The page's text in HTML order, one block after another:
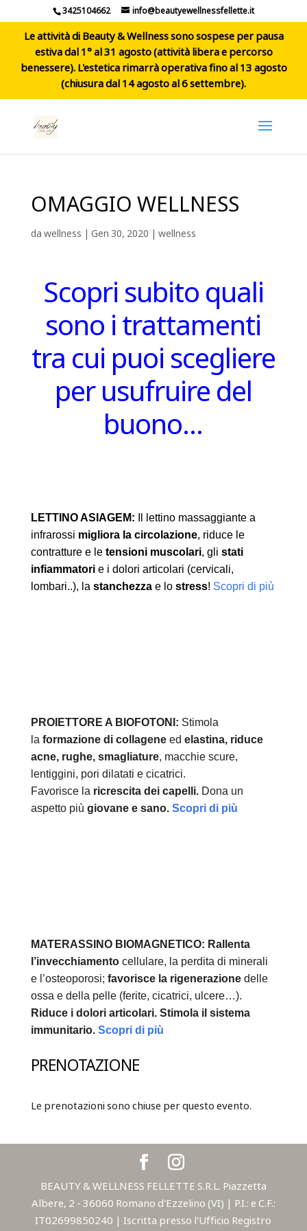
3425104662 info@beautyewellnessfellette.it
Le attività di Beauty & Wellness sono sospese per pausa
estiva dal 1° al 31 agosto (attività libera e percorso
benessere). L'estetica rimarrà operativa fino al 13 agosto
(chiusura dal 14 agosto al 6 settembre).
OMAGGIO WELLNESS
dawellness | Gen 30, 2020 | wellness
Scopri subito quali
sono i trattamenti
tra cui puoi scegliere
per usufruire del
buono…
LETTINO ASIAGEM:
Il lettino massaggiante a
infrarossi migliora la circolazione, riduce le
contratture e le tensioni muscolari, gli stati
infiammatori e i dolori articolari (cervicali,
lombari..), la stanchezzae lo stress! Scopri di più
PROIETTORE A BIOFOTONI: Stimola
la formazione di collagene ed elastina, riduce
acne, rughe, smagliature, macchie scure,
lentiggini, pori dilatati e cicatrici.
Favorisce la ricrescita dei capelli. Dona un
aspetto più giovane e sano. Scopri di più
MATERASSINO BIOMAGNETICO: Rallenta
l’invecchiamentocellulare, la perdita di minerali
e l’osteoporosi; favorisce la rigenerazionedelle
ossa e della pelle (ferite, cicatrici, ulcere…).
Riduce i dolori articolari. Stimola il sistema
immunitario. Scopri di più
PRENOTAZIONE
Le prenotazioni sono chiuse per questo evento.
BEAUTY & WELLNESS FELLETTE S.R.L. Piazzetta
Albere, 2 - 36060 Romano d'Ezzelino (VI) | P.I.: e C.F.:
IT02699850240 | Iscritta presso l'Ufficio Registro